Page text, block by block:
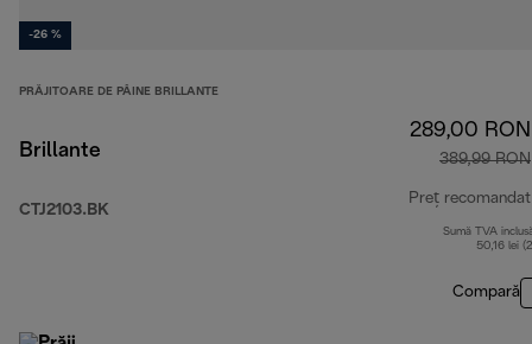
-26 %
PRĂJITOARE DE PÂINE BRILLANTE
Brillante
CTJ2103.BK
289,00 RON
389,99 RON
Preț recomandat
Sumă TVA
50,16 lei
Compară